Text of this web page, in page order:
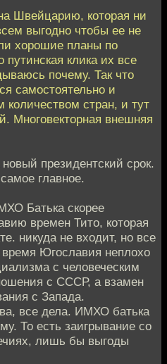
Швейцарию, которая ни
выгодно чтобы ее не
хорошие планы по
путинская клика их все
почему. Так что
самостоятельно и
стран, и тут
Многовекторная внешняя
президентский срок.
главное.
Батька скорее
времен Тито, которая
никуда не входит, но все
время Югославия неплохо
с человеческим
с СССР, а взамен
с Запада.
все дела. ИМХО батька
То есть заигрывание со
лишь бы выгоды